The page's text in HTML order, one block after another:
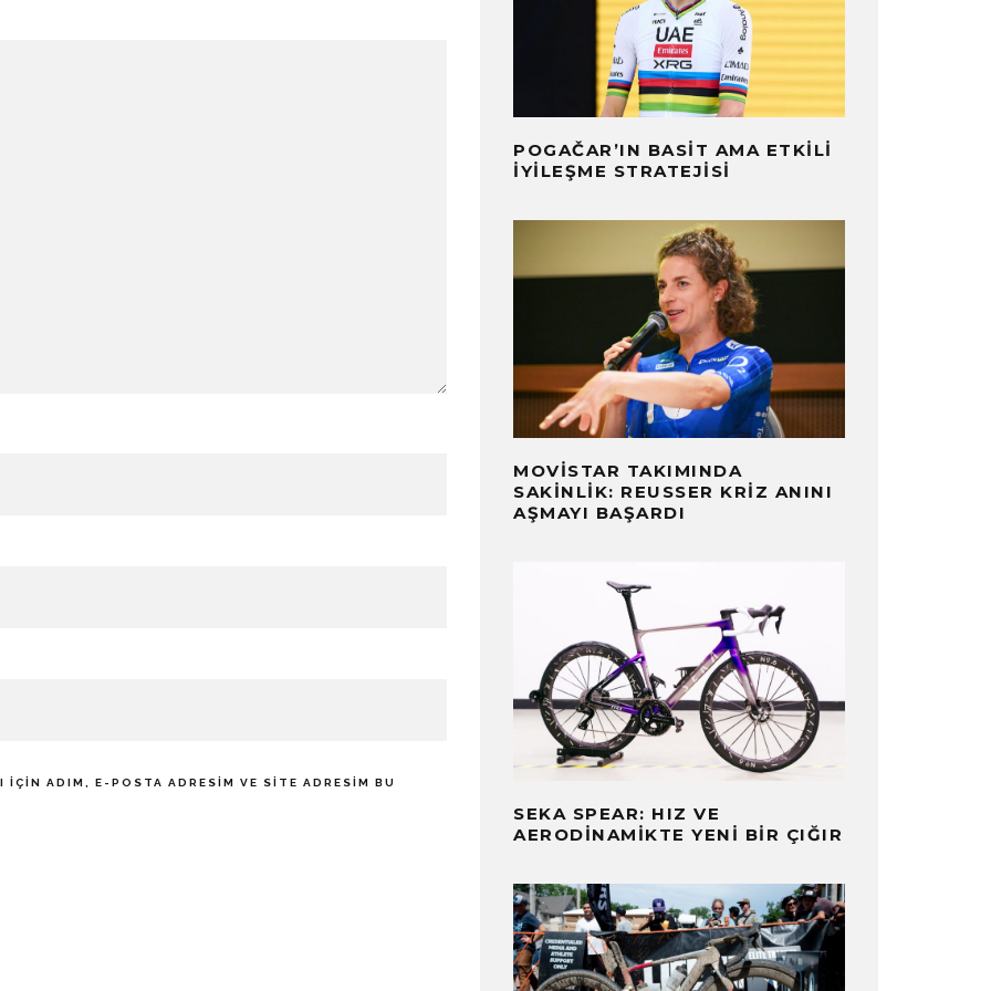
ADIM, E-POSTA ADRESIM VE SITE ADRESIM BU
POGAČAR’IN BASIT AMA ETKILI
İYILEŞME STRATEJISI
MOVISTAR TAKIMINDA
SAKINLIK: REUSSER KRIZ ANINI
AŞMAYI BAŞARDI
SEKA SPEAR: HIZ VE
AERODINAMIKTE YENI BIR ÇIĞIR